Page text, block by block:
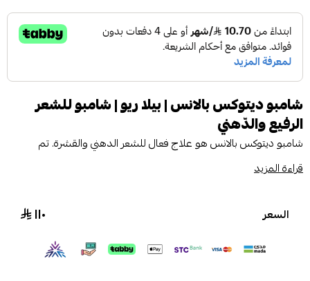
شامبو ديتوكس بالانس | بيلا ريو | شامبو للشعر
الرفيع والدّهني
شامبو ديتوكس بالانس هو علاج فعال للشعر الدهني والقشرة. تم
تصميم هذا الشامبو لمعالجة جميع مشاكل الشعر من الجذور، أي من
فروة الرأس. بتركيبته الغنية بالمكونات النباتية، يساعد شامبو ديتوكس في
الدهني وتقليل تساقط الشعر.
تحقيق النتائج المرجوة.
قراءة المزيد
السعر ١١٠